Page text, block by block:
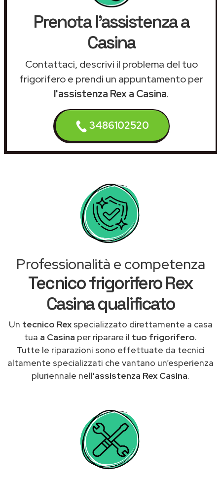
Prenota l'assistenza a
Casina
Contattaci, descrivi il problema del tuo
frigorifero e prendi un appuntamento per
l'assistenza Rex a Casina.
3486102520
Professionalità e competenza
Tecnico frigorifero Rex
Casina qualificato
Un tecnico Rexspecializzato direttamente a casa
tua a Casina per riparare il tuo frigorifero.
Tutte le riparazioni sono effettuate da tecnici
altamente specializzati che vantano un’esperienza
pluriennale nell'assistenza Rex Casina.